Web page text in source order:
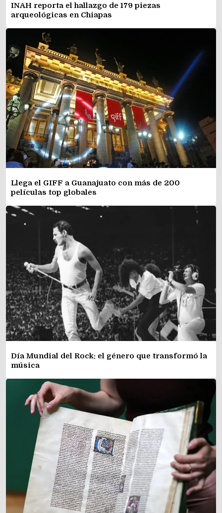
INAH reporta el hallazgo de 179 piezas
arqueológicas en Chiapas
Llega el GIFF a Guanajuato con más de 200
películas top globales
Día Mundial del Rock: el género que transformó la
música